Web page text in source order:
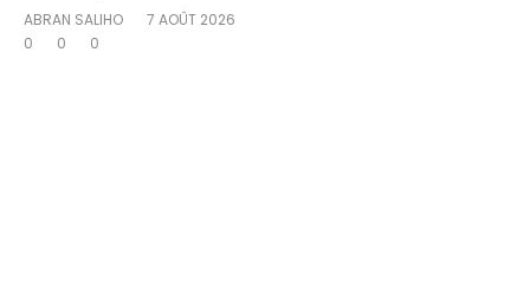
ABRAN SALIHO
7 AOÛT 2026
0
0 0